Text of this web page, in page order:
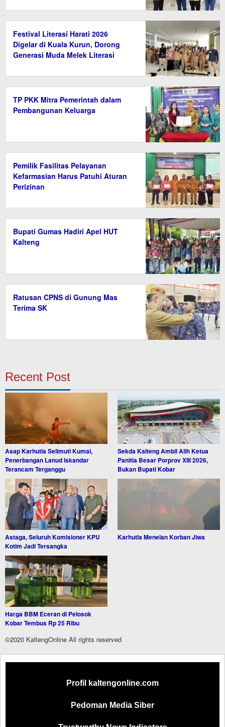
Festival Literasi Harati 2026
Digelar di Kuala Kurun, Dorong
Generasi Muda Melek Literasi
TP PKK Mitra Pemerintah dalam
Pembangunan Keluarga
Pemilik Fasilitas Pelayanan
Kefarmasian Harus Patuhi Aturan
Perizinan
Bupati Gumas Hadiri Apel HUT
Kalteng
Ratusan CPNS di Gunung Mas
Terima SK
Recent Post
Asap Karhutla Selimuti Kumai,
Penerbangan Lanud Iskandar
Terancam Terganggu
Sekda Kalteng Ambil Alih Ketua
Panitia Besar Porprov XIII 2026,
Bukan Bupati Kobar
Astaga, Seluruh Komisioner KPU
Kotim Jadi Tersangka
Karhutla Menelan Korban Jiwa
Harga BBM Eceran di Pelosok
Kobar Tembus Rp 25 Ribu
©2020 KaltengOnline All rights reserved
Profil kaltengonline.com
Pedoman Media Siber